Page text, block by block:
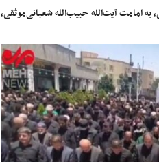
به امامت آیت‌الله حبیب‌الله شعبانی‌موثقی،